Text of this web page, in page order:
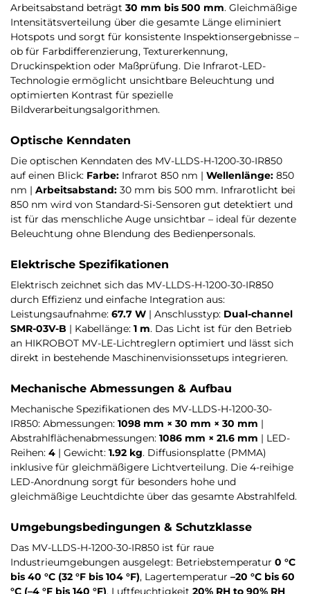
Arbeitsabstand beträgt 30 mm bis 500 mm. Gleichmäßige
Intensitätsverteilung über die gesamte Länge eliminiert
Hotspots und sorgt für konsistente Inspektionsergebnisse –
ob für Farbdifferenzierung, Texturerkennung,
Druckinspektion oder Maßprüfung. Die Infrarot-LED-
Technologie ermöglicht unsichtbare Beleuchtung und
optimierten Kontrast für spezielle
Bildverarbeitungsalgorithmen.
Optische Kenndaten
Die optischen Kenndaten des MV-LLDS-H-1200-30-IR850
auf einen Blick: Farbe: Infrarot 850 nm | Wellenlänge: 850
nm | Arbeitsabstand: 30 mm bis 500 mm. Infrarotlicht bei
850 nm wird von Standard-Si-Sensoren gut detektiert und
ist für das menschliche Auge unsichtbar – ideal für dezente
Beleuchtung ohne Blendung des Bedienpersonals.
Elektrische Spezifikationen
Elektrisch zeichnet sich das MV-LLDS-H-1200-30-IR850
durch Effizienz und einfache Integration aus:
Leistungsaufnahme: 67.7 W | Anschlusstyp: Dual-channel
SMR-03V-B | Kabellänge: 1 m. Das Licht ist für den Betrieb
an HIKROBOT MV-LE-Lichtreglern optimiert und lässt sich
direkt in bestehende Maschinenvisionssetups integrieren.
Mechanische Abmessungen & Aufbau
Mechanische Spezifikationen des MV-LLDS-H-1200-30-
IR850: Abmessungen: 1098 mm × 30 mm × 30 mm |
Abstrahlflächenabmessungen: 1086 mm × 21.6 mm | LED-
Reihen: 4 | Gewicht: 1.92 kg. Diffusionsplatte (PMMA)
inklusive für gleichmäßigere Lichtverteilung. Die 4-reihige
LED-Anordnung sorgt für besonders hohe und
gleichmäßige Leuchtdichte über das gesamte Abstrahlfeld.
Umgebungsbedingungen & Schutzklasse
Das MV-LLDS-H-1200-30-IR850 ist für raue
Industrieumgebungen ausgelegt: Betriebstemperatur 0 °C
bis 40 °C (32 °F bis 104 °F), Lagertemperatur –20 °C bis 60